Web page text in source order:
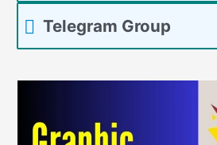
Telegram Group